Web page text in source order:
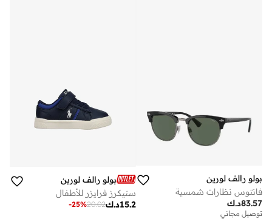
بولو رالف لورين
فانتوس نظارات شمسية
د.ك83.57
توصيل مجاني
بولو رالف لورين
سنيكرز فرايزر للأطفال
د.ك15.2
20.02
-25%